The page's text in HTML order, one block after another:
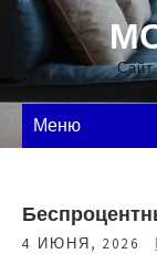
Перейти
содержимому Сайт
Меню
4 ИЮНЯ, 2026